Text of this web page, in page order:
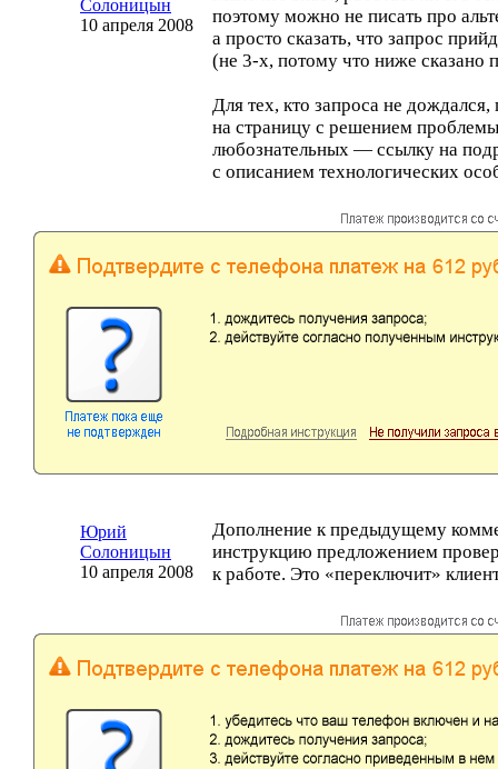
Солоницын
10 апреля 2008
поэтому можно не писать про
а просто сказать, что запрос
(не 3-х, потому что ниже
Для тех, кто запроса не дождался,
на страницу с решением
любознательных — ссылку на
с описанием технологических
Юрий
Солоницын
10 апреля 2008
Дополнение к предыдущему
инструкцию предложением
к работе. Это «переключит»